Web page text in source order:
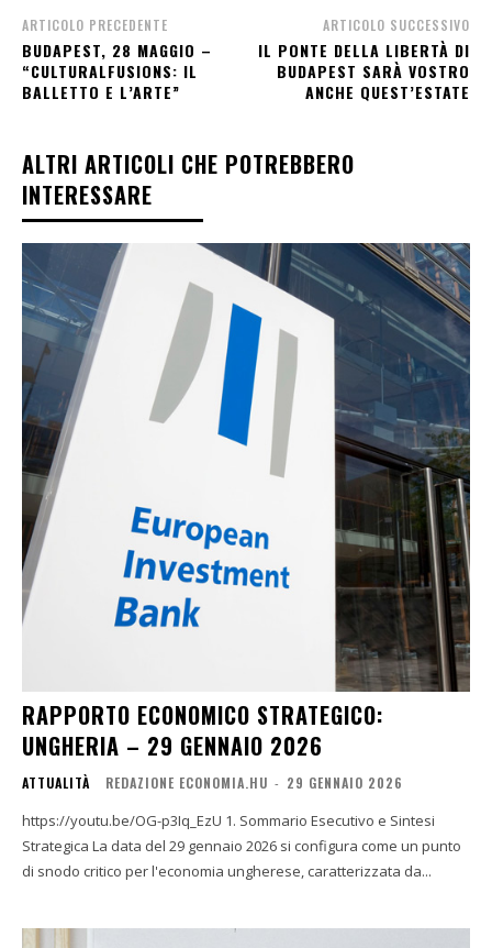
ARTICOLO PRECEDENTE
BUDAPEST, 28 MAGGIO –
“CULTURALFUSIONS: IL
BALLETTO E L’ARTE”
ARTICOLO SUCCESSIVO
IL PONTE DELLA LIBERTÀ DI
BUDAPEST SARÀ VOSTRO
ANCHE QUEST’ESTATE
ALTRI ARTICOLI CHE POTREBBERO
INTERESSARE
RAPPORTO ECONOMICO STRATEGICO:
UNGHERIA – 29 GENNAIO 2026
ATTUALITÀ REDAZIONE ECONOMIA.HU - 29 GENNAIO 2026
https://youtu.be/OG-p3Iq_EzU 1. Sommario Esecutivo e Sintesi
Strategica La data del 29 gennaio 2026 si configura come un punto
di snodo critico per l'economia ungherese, caratterizzata da...